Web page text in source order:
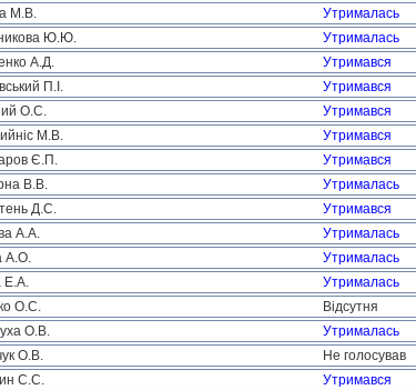
М.В.
Утрималась
Ю.Ю.
Утрималась
А.Д.
Утримався
П.І.
Утримався
О.С.
Утримався
М.В.
Утримався
Є.П.
Утримався
В.В.
Утрималась
Д.С.
Утримався
А.А.
Утрималась
А.О.
Утрималась
Е.А.
Утрималась
О.С.
Відсутня
О.В.
Утрималась
О.В.
Не голосував
С.С.
Утримався